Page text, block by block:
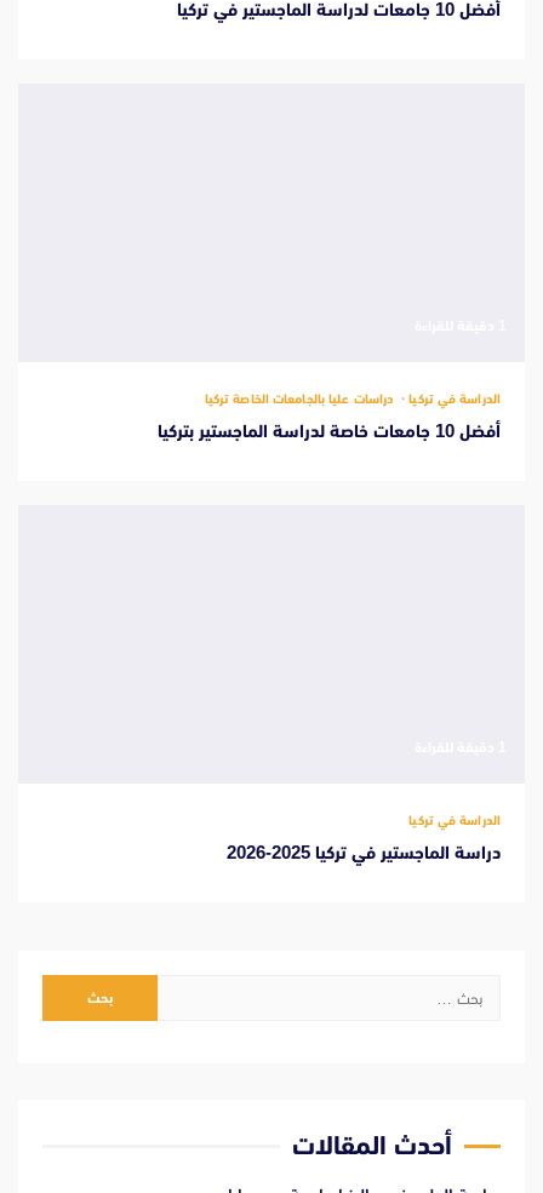
أفضل 10 جامعات لدراسة الماجستير في تركيا
الدراسة في تركيا دراسات عليا بالجامعات الخاصة تركيا
أفضل 10 جامعات خاصة لدراسة الماجستير بتركيا
الدراسة في تركيا
دراسة الماجستير في تركيا 2025-2026
البحث
أحدث المقالات